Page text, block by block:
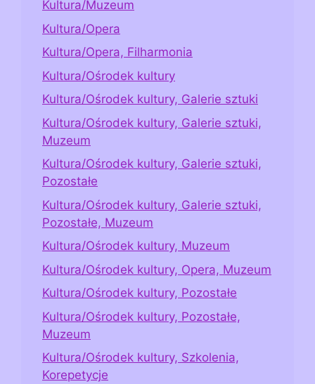
Kultura/Muzeum
Kultura/Opera
Kultura/Opera, Filharmonia
Kultura/Ośrodek kultury
Kultura/Ośrodek kultury, Galerie sztuki
Kultura/Ośrodek kultury, Galerie sztuki,
Muzeum
Kultura/Ośrodek kultury, Galerie sztuki,
Pozostałe
Kultura/Ośrodek kultury, Galerie sztuki,
Pozostałe, Muzeum
Kultura/Ośrodek kultury, Muzeum
Kultura/Ośrodek kultury, Opera, Muzeum
Kultura/Ośrodek kultury, Pozostałe
Kultura/Ośrodek kultury, Pozostałe,
Muzeum
Kultura/Ośrodek kultury, Szkolenia,
Korepetycje